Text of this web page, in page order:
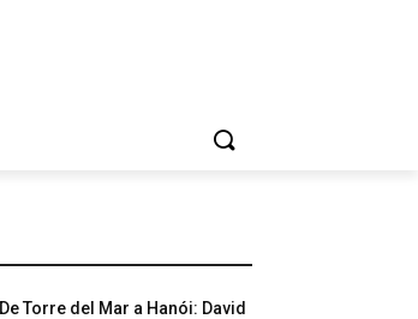
De Torre del Mar a Hanói: David